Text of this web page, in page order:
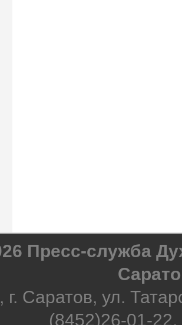
Пресс-служба
г. Саратов, ул.
(8452)26-01-